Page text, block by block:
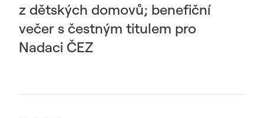
z dětských domovů; benefiční
večer s čestným titulem pro
Nadaci ČEZ